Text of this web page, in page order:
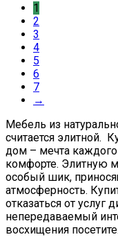
1
2
3
4
5
6
7
→
Мебель из
считается элитной.
дом – мечта каждого
комфорте. Элитную
особый шик,
атмосферность.
отказаться от услуг
непередаваемый
восхищения